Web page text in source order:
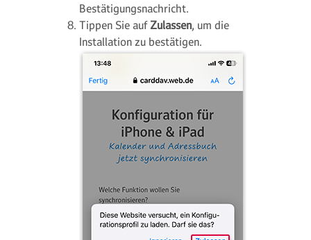
Bestätigungsnachricht.
Tippen Sie auf Zulassen, um die
Installation zu bestätigen.